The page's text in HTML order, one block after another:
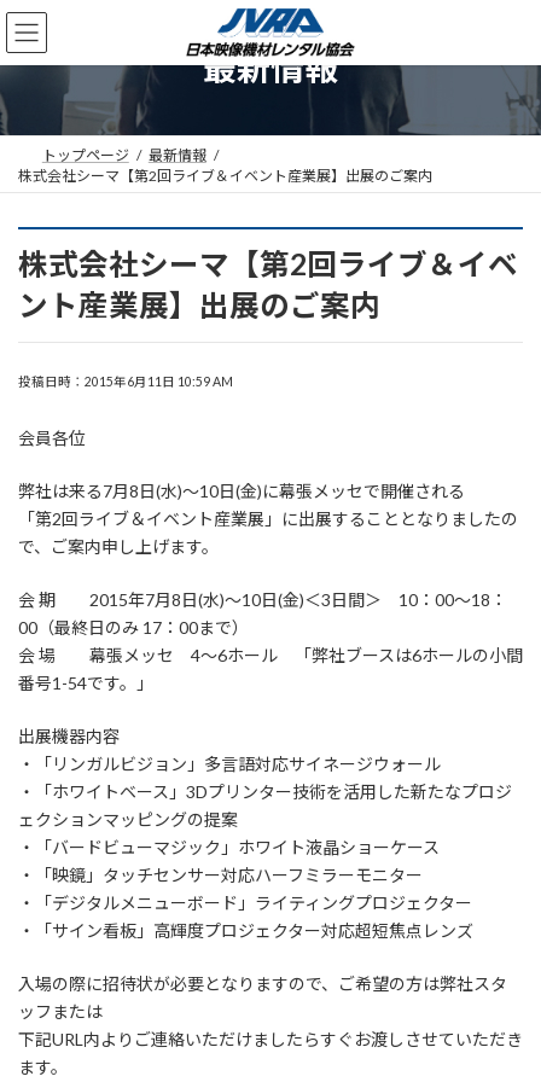
コ
ン
テ
ツ
へ
ナ
ビ
ゲ
シ
ョ
最新情報
トップページ
最新情報
株式会社シーマ【第2回ライブ＆イベント産業展】出展のご案内
株式会社シーマ【第2回ライブ＆イベ
ント産業展】出展のご案内
投稿日時：2015年6月11日 10:59 AM
会員各位
弊社は来る7月8日(水)～10日(金)に幕張メッセで開催される
「第2回ライブ＆イベント産業展」に出展することとなりましたの
で、ご案内申し上げます。
会 期 2015年7月8日(水)～10日(金)＜3日間＞ 10：00～18：
00（最終日のみ 17：00まで）
会 場 幕張メッセ 4～6ホール 「弊社ブースは6ホールの小間
番号1-54です。」
出展機器内容
・「リンガルビジョン」多言語対応サイネージウォール
・「ホワイトベース」3Dプリンター技術を活用した新たなプロジ
ェクションマッピングの提案
・「バードビューマジック」ホワイト液晶ショーケース
・「映鏡」タッチセンサー対応ハーフミラーモニター
・「デジタルメニューボード」ライティングプロジェクター
・「サイン看板」高輝度プロジェクター対応超短焦点レンズ
入場の際に招待状が必要となりますので、ご希望の方は弊社スタ
ッフまたは
下記URL内よりご連絡いただけましたらすぐお渡しさせていただき
ます。